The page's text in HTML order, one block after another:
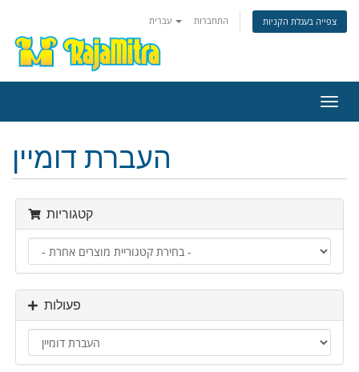
התחברות צפייה בעגלת הקניות
ניווט
העברת דומיין
קטגוריות
פעולות